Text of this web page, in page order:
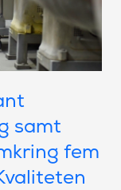
samt
fem